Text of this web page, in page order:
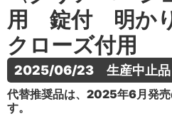
用 錠付 明か
クローズ付用
2025/06/23　生産中止品
代替推奨品は、2025年6月発売
す。